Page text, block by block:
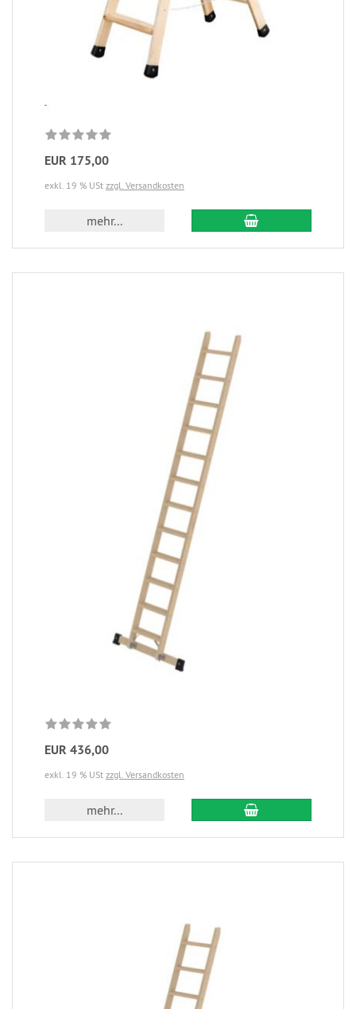
EUR 175,00
exkl. 19 % USt zzgl. Versandkosten
mehr...
EUR 436,00
exkl. 19 % USt zzgl. Versandkosten
mehr...